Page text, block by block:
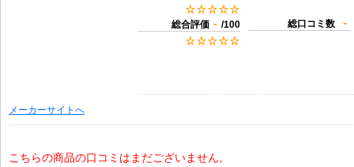
総合評価 - /100 総口コミ数 -
メーカーサイトへ
こちらの商品の口コミはまだございません。